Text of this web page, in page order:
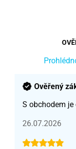
Ověřený
S obchodem
26.07.2026